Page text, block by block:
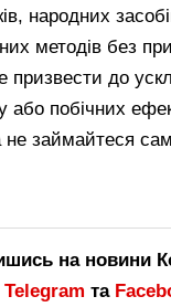
народних
методів без
призвести до
або побічних
не займайтеся
на новини
Telegram та